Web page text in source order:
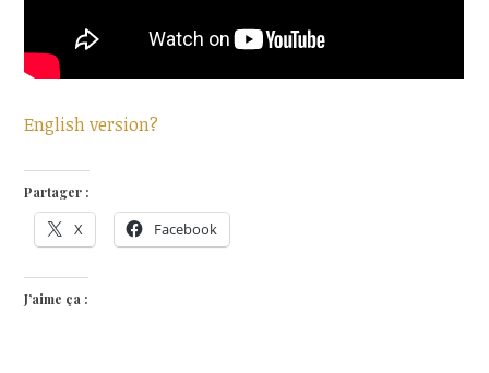
English version?
Partager :
X Facebook
J’aime ça :